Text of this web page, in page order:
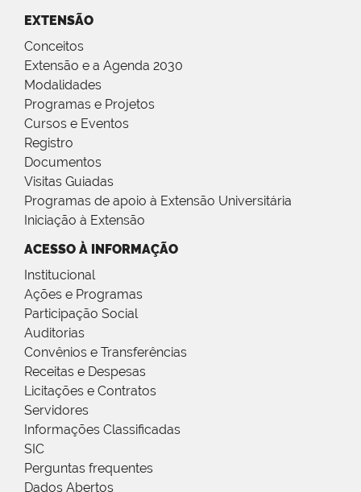
EXTENSÃO
Conceitos
Extensão e a Agenda 2030
Modalidades
Programas e Projetos
Cursos e Eventos
Registro
Documentos
Visitas Guiadas
Programas de apoio à Extensão Universitária
Iniciação à Extensão
ACESSO À INFORMAÇÃO
Institucional
Ações e Programas
Participação Social
Auditorias
Convênios e Transferências
Receitas e Despesas
Licitações e Contratos
Servidores
Informações Classificadas
SIC
Perguntas frequentes
Dados Abertos